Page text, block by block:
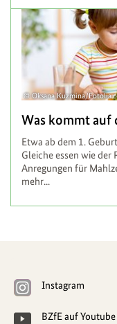
Oksana Kuzmina/
Was kommt auf
Etwa ab dem 1.
Gleiche essen wie der
Anregungen für
mehr...
Instagram
BZfE auf Youtube